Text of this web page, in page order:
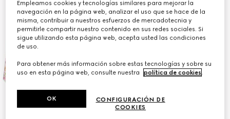
Empleamos cookies y tecnologías similares para mejorar la
navegación en la página web, analizar el uso que se hace de la
misma, contribuir a nuestros esfuerzos de mercadotecnia y
permitirle compartir nuestro contenido en sus redes sociales. Si
sigue utilizando esta página web, acepta usted las condiciones
de uso.
Para obtener más información sobre estas tecnologías y sobre su
uso en esta página web, consulte nuestra
política de cookies.
CONFIGURACIÓN DE
COOKIES
OK